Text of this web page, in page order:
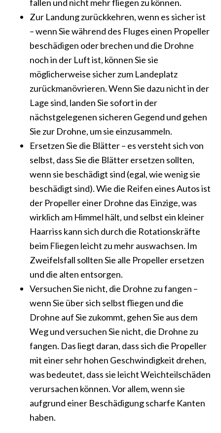
fallen und nicht mehr fliegen zu können.
Zur Landung zurückkehren, wenn es sicher ist
– wenn Sie während des Fluges einen Propeller
beschädigen oder brechen und die Drohne
noch in der Luft ist, können Sie sie
möglicherweise sicher zum Landeplatz
zurückmanövrieren. Wenn Sie dazu nicht in der
Lage sind, landen Sie sofort in der
nächstgelegenen sicheren Gegend und gehen
Sie zur Drohne, um sie einzusammeln.
Ersetzen Sie die Blätter – es versteht sich von
selbst, dass Sie die Blätter ersetzen sollten,
wenn sie beschädigt sind (egal, wie wenig sie
beschädigt sind). Wie die Reifen eines Autos ist
der Propeller einer Drohne das Einzige, was
wirklich am Himmel hält, und selbst ein kleiner
Haarriss kann sich durch die Rotationskräfte
beim Fliegen leicht zu mehr auswachsen. Im
Zweifelsfall sollten Sie alle Propeller ersetzen
und die alten entsorgen.
Versuchen Sie nicht, die Drohne zu fangen –
wenn Sie über sich selbst fliegen und die
Drohne auf Sie zukommt, gehen Sie aus dem
Weg und versuchen Sie nicht, die Drohne zu
fangen. Das liegt daran, dass sich die Propeller
mit einer sehr hohen Geschwindigkeit drehen,
was bedeutet, dass sie leicht Weichteilschäden
verursachen können. Vor allem, wenn sie
aufgrund einer Beschädigung scharfe Kanten
haben.